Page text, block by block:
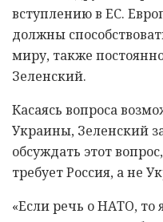
вступлению в ЕС.
должны
миру, также
Зеленский.
Касаясь вопроса
Украины, Зеленский
обсуждать этот
требует Россия, а не
«Если речь о НАТО, то